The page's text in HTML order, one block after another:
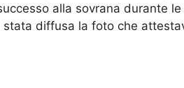
alla sovrana durante
stata diffusa la foto che